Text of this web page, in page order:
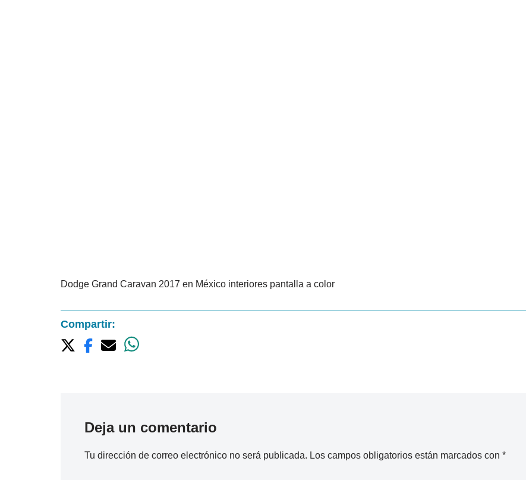
Dodge Grand Caravan 2017 en México interiores pantalla a color
Compartir:
Deja un comentario
Tu dirección de correo electrónico no será publicada. Los campos obligatorios están marcados con *